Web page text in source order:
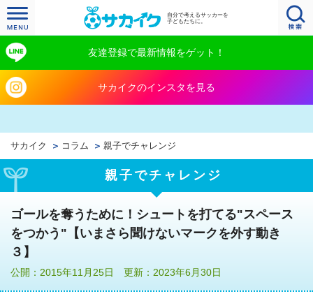
自分で考えるサッカーを
子どもたちに。
友達登録で最新情報をゲット！
サカイクのインスタを見る
サカイク コラム 親子でチャレンジ
親子でチャレンジ
ゴールを奪うために！シュートを打てる"スペース
をつかう"【いまさら聞けないマークを外す動き
３】
公開：2015年11月25日 更新：2023年6月30日